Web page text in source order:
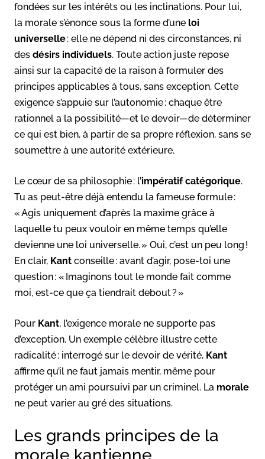
fondées sur les intérêts ou les inclinations. Pour lui,
la morale s’énonce sous la forme d’une loi
universelle: elle ne dépend ni des circonstances, ni
des désirs individuels. Toute action juste repose
ainsi sur la capacité de la raison à formuler des
principes applicables à tous, sans exception. Cette
exigence s’appuie sur l’autonomie : chaque être
rationnel a la possibilité—et le devoir—de déterminer
ce qui est bien, à partir de sa propre réflexion, sans se
soumettre à une autorité extérieure.
Le cœur de sa philosophie : l’impératif catégorique.
Tu as peut-être déjà entendu la fameuse formule :
« Agis uniquement d’après la maxime grâce à
laquelle tu peux vouloir en même temps qu’elle
devienne une loi universelle. » Oui, c’est un peu long !
En clair, Kant conseille : avant d’agir, pose-toi une
question : « Imaginons tout le monde fait comme
moi, est-ce que ça tiendrait debout ? »
Pour Kant, l’exigence morale ne supporte pas
d’exception. Un exemple célèbre illustre cette
radicalité : interrogé sur le devoir de vérité, Kant
affirme qu’il ne faut jamais mentir, même pour
protéger un ami poursuivi par un criminel. La morale
ne peut varier au gré des situations.
Les grands principes de la
morale kantienne